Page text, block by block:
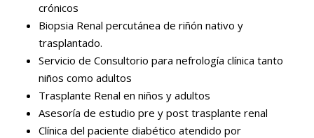
crónicos
Biopsia Renal percutánea de riñón nativo y
trasplantado.
Servicio de Consultorio para nefrología clínica tanto
niños como adultos
Trasplante Renal en niños y adultos
Asesoría de estudio pre y post trasplante renal
Clínica del paciente diabético atendido por